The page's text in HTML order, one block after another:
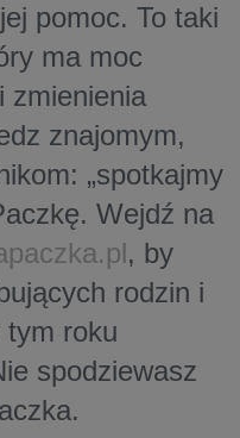
pomoc. To taki
ma moc
zmienienia
znajomym,
„spotkajmy
Wejdź na
, by
rodzin i
roku
spodziewasz